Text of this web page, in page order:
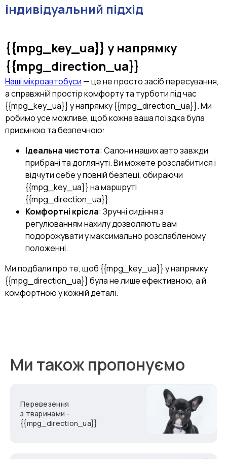
індивідуальний підхід
{{mpg_key_ua}} у напрямку
{{mpg_direction_ua}}
Наші мікроавтобуси — це не просто засіб пересування,
а справжній простір комфорту та турботи під час
{{mpg_key_ua}} у напрямку {{mpg_direction_ua}}. Ми
робимо усе можливе, щоб кожна ваша поїздка була
приємною та безпечною:
Ідеальна чистота: Салони наших авто завжди
прибрані та доглянуті. Ви можете розслабитися і
відчути себе у повній безпеці, обираючи
{{mpg_key_ua}} на маршруті
{{mpg_direction_ua}}.
Комфортні крісла: Зручні сидіння з
регулюванням нахилу дозволяють вам
подорожувати у максимально розслабленому
положенні.
Ми подбали про те, щоб {{mpg_key_ua}} у напрямку
{{mpg_direction_ua}} була не лише ефективною, а й
комфортною у кожній деталі.
Ми також пропонуємо
Перевезення
з тваринами -
{{mpg_direction_ua}}